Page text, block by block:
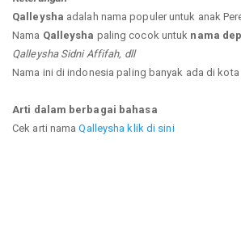
Qalleysha adalah nama populer untuk anak
Nama Qalleysha paling cocok untuk nama
Qalleysha Sidni Affifah, dll
Nama ini di indonesia paling banyak ada di kota
Arti dalam berbagai bahasa
Cek arti namaQalleysha klik di sini